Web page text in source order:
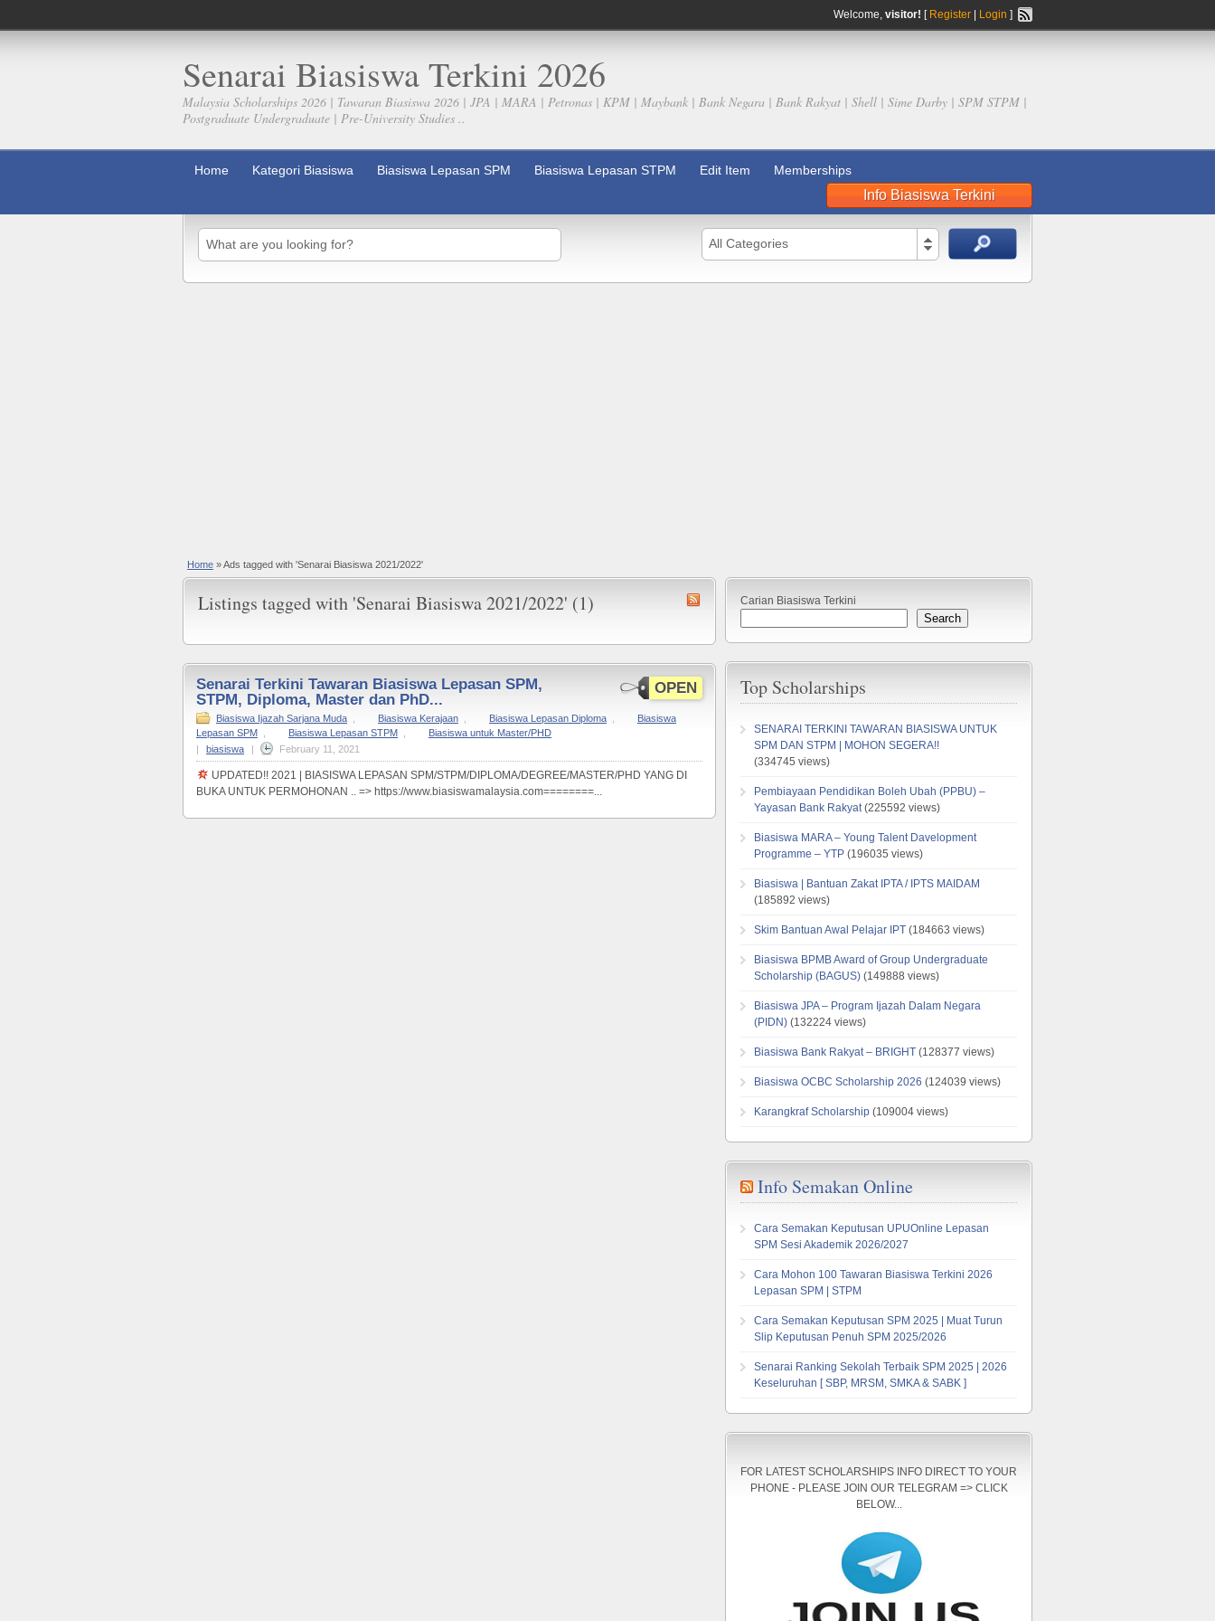
Welcome, visitor! [ Register Login ]
Senarai Biasiswa Terkini 2026
Malaysia Scholarships 2026 | Tawaran Biasiswa 2026 | JPA | MARA | Petronas | KPM | Maybank | Bank Negara | Bank Rakyat | Shell | Sime Darby | SPM STPM |
Postgraduate Undergraduate | Pre-University Studies ..
Home Kategori Biasiswa Biasiswa Lepasan SPM Biasiswa Lepasan STPM Edit Item Memberships
Info Biasiswa Terkini
All Categories
Home »Ads tagged with 'Senarai Biasiswa 2021/2022'
Listings tagged with 'Senarai Biasiswa 2021/2022' (1)
OPEN
Senarai Terkini Tawaran Biasiswa Lepasan SPM,
STPM, Diploma, Master dan PhD...
Biasiswa Ijazah Sarjana Muda Biasiswa Kerajaan Biasiswa Lepasan Diploma
Biasiswa
Lepasan SPM
Biasiswa Lepasan STPM
Biasiswa untuk Master/PHD
|
biasiswa | February 11, 2021
UPDATED!! 2021 | BIASISWA LEPASAN SPM/STPM/DIPLOMA/DEGREE/MASTER/PHD YANG DI
BUKA UNTUK PERMOHONAN .. => https://www.biasiswamalaysia.com========...
Carian Biasiswa Terkini
Search
Top Scholarships
SENARAI TERKINI TAWARAN BIASISWA UNTUK
SPM DAN STPM | MOHON SEGERA!!
(334745 views)
Pembiayaan Pendidikan Boleh Ubah (PPBU) –
Yayasan Bank Rakyat (225592 views)
Biasiswa MARA – Young Talent Davelopment
Programme – YTP (196035 views)
Biasiswa | Bantuan Zakat IPTA / IPTS MAIDAM
(185892 views)
Skim Bantuan Awal Pelajar IPT (184663 views)
Biasiswa BPMB Award of Group Undergraduate
Scholarship (BAGUS) (149888 views)
Biasiswa JPA – Program Ijazah Dalam Negara
(PIDN) (132224 views)
Biasiswa Bank Rakyat – BRIGHT (128377 views)
Biasiswa OCBC Scholarship 2026 (124039 views)
Karangkraf Scholarship (109004 views)
Info Semakan Online
Cara Semakan Keputusan UPUOnline Lepasan
SPM Sesi Akademik 2026/2027
Cara Mohon 100 Tawaran Biasiswa Terkini 2026
Lepasan SPM | STPM
Cara Semakan Keputusan SPM 2025 | Muat Turun
Slip Keputusan Penuh SPM 2025/2026
Senarai Ranking Sekolah Terbaik SPM 2025 | 2026
Keseluruhan [ SBP, MRSM, SMKA & SABK ]
FOR LATEST SCHOLARSHIPS INFO DIRECT TO YOUR
PHONE - PLEASE JOIN OUR TELEGRAM => CLICK
BELOW...